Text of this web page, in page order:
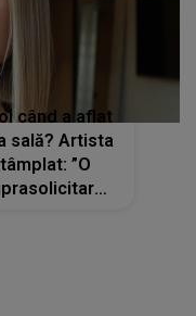
când a aflat
sală? Artista
”O